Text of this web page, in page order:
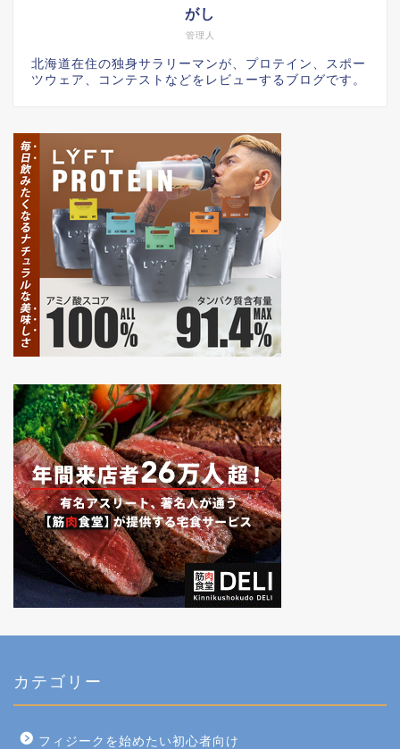
管理人
がし
北海道在住の独身サラリーマンが、プロテイン、スポー
ツウェア、コンテストなどをレビューするブログです。
カテゴリー
フィジークを始めたい初心者向け